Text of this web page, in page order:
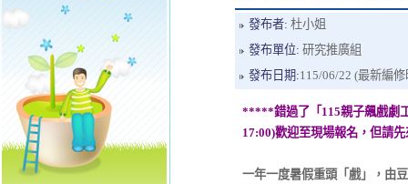
發布者: 杜小姐
發布單位: 研究推廣組
發布日期:115/06/22 (最新編
*****錯過了「115親子飆戲劇
17:00)歡迎至現場報名，但請
一年一度暑假重頭「戲」，由